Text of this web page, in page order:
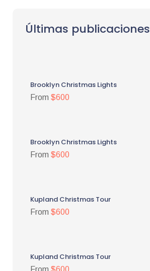
Últimas publicaciones
Brooklyn Christmas Lights
From $600
Brooklyn Christmas Lights
From $600
Kupland Christmas Tour
From $600
Kupland Christmas Tour
From $600